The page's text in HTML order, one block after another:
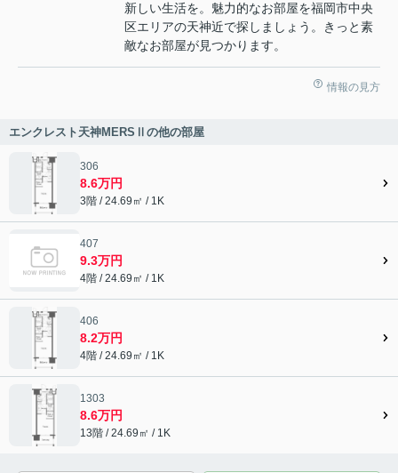
新しい生活を。魅力的なお部屋を福岡市中央
区エリアの天神近で探しましょう。きっと素
敵なお部屋が見つかります。
情報の見方
エンクレスト天神MERSⅡの他の部屋
306
8.6万円
3階 / 24.69㎡ / 1K
407
9.3万円
4階 / 24.69㎡ / 1K
406
8.2万円
4階 / 24.69㎡ / 1K
1303
8.6万円
13階 / 24.69㎡ / 1K